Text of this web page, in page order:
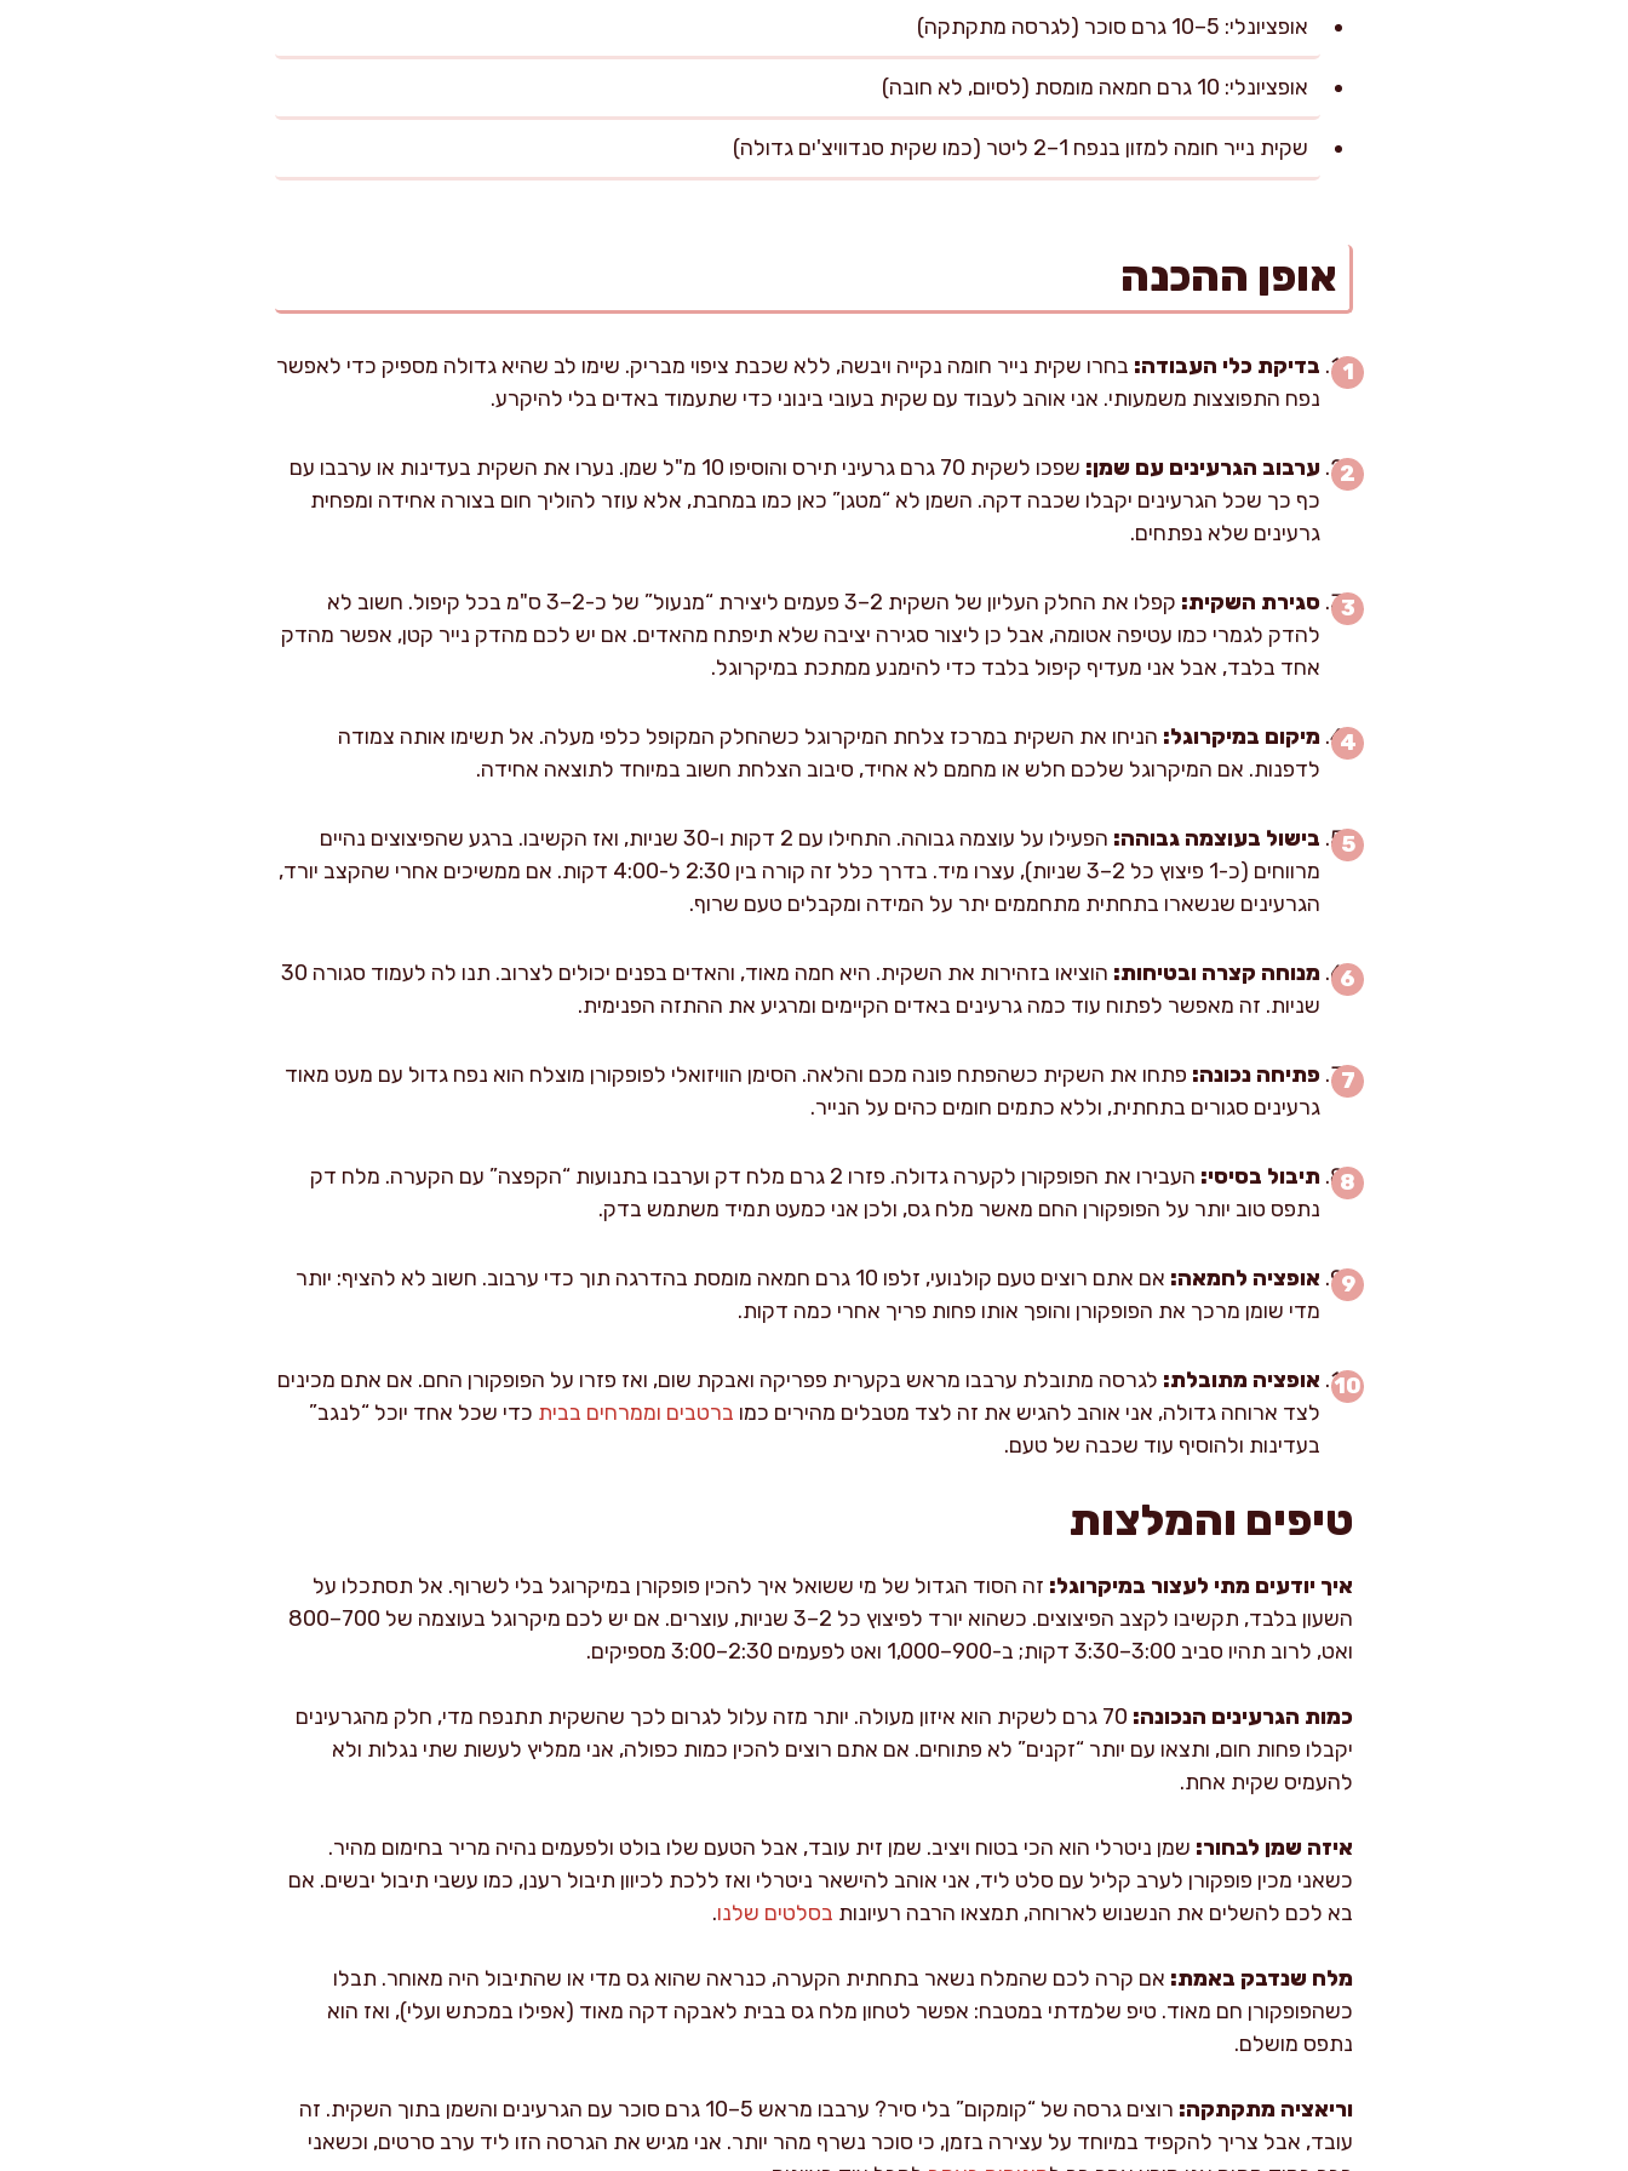
אופציונלי: 5–10 גרם סוכר (לגרסה מתקתקה)
אופציונלי: 10 גרם חמאה מומסת (לסיום, לא חובה)
שקית נייר חומה למזון בנפח 1–2 ליטר (כמו שקית סנדוויצ'ים גדולה)
אופן ההכנה
בדיקת כלי העבודה: בחרו שקית נייר חומה נקייה ויבשה, ללא שכבת ציפוי מבריק. שימו לב שהיא גדולה מספיק כדי לאפשר
נפח התפוצצות משמעותי. אני אוהב לעבוד עם שקית בעובי בינוני כדי שתעמוד באדים בלי להיקרע.
ערבוב הגרעינים עם שמן:
שפכו לשקית 70 גרם גרעיני תירס והוסיפו 10 מ"ל שמן. נערו את השקית בעדינות או ערבבו עם
כף כך שכל הגרעינים יקבלו שכבה דקה. השמן לא “מטגן” כאן כמו במחבת, אלא עוזר להוליך חום בצורה אחידה ומפחית
גרעינים שלא נפתחים.
סגירת השקית:
קפלו את החלק העליון של השקית 2–3 פעמים ליצירת “מנעול” של כ-2–3 ס"מ בכל קיפול. חשוב לא
להדק לגמרי כמו עטיפה אטומה, אבל כן ליצור סגירה יציבה שלא תיפתח מהאדים. אם יש לכם מהדק נייר קטן, אפשר מהדק
אחד בלבד, אבל אני מעדיף קיפול בלבד כדי להימנע ממתכת במיקרוגל.
מיקום במיקרוגל: הניחו את השקית במרכז צלחת המיקרוגל כשהחלק המקופל כלפי מעלה. אל תשימו אותה צמודה
לדפנות. אם המיקרוגל שלכם חלש או מחמם לא אחיד, סיבוב הצלחת חשוב במיוחד לתוצאה אחידה.
בישול בעוצמה גבוהה:
הפעילו על עוצמה גבוהה. התחילו עם 2 דקות ו-30 שניות, ואז הקשיבו. ברגע שהפיצוצים נהיים
מרווחים (כ-1 פיצוץ כל 2–3 שניות), עצרו מיד. בדרך כלל זה קורה בין 2:30 ל-4:00 דקות. אם ממשיכים אחרי שהקצב יורד,
הגרעינים שנשארו בתחתית מתחממים יתר על המידה ומקבלים טעם שרוף.
מנוחה קצרה ובטיחות:
הוציאו בזהירות את השקית. היא חמה מאוד, והאדים בפנים יכולים לצרוב. תנו לה לעמוד סגורה 30
שניות. זה מאפשר לפתוח עוד כמה גרעינים באדים הקיימים ומרגיע את ההתזה הפנימית.
פתיחה נכונה: פתחו את השקית כשהפתח פונה מכם והלאה. הסימן הוויזואלי לפופקורן מוצלח הוא נפח גדול עם מעט מאוד
גרעינים סגורים בתחתית, וללא כתמים חומים כהים על הנייר.
תיבול בסיסי:
העבירו את הפופקורן לקערה גדולה. פזרו 2 גרם מלח דק וערבבו בתנועות “הקפצה” עם הקערה. מלח דק
נתפס טוב יותר על הפופקורן החם מאשר מלח גס, ולכן אני כמעט תמיד משתמש בדק.
אופציה לחמאה:
אם אתם רוצים טעם קולנועי, זלפו 10 גרם חמאה מומסת בהדרגה תוך כדי ערבוב. חשוב לא להציף: יותר
מדי שומן מרכך את הפופקורן והופך אותו פחות פריך אחרי כמה דקות.
אופציה מתובלת: לגרסה מתובלת ערבבו מראש בקערית פפריקה ואבקת שום, ואז פזרו על הפופקורן החם. אם אתם מכינים
לצד ארוחה גדולה, אני אוהב להגיש את זה לצד מטבלים מהירים כמו ברטבים וממרחים בבית כדי שכל אחד יוכל “לנגב”
בעדינות ולהוסיף עוד שכבה של טעם.
טיפים והמלצות
איך יודעים מתי לעצור במיקרוגל: זה הסוד הגדול של מי ששואל איך להכין פופקורן במיקרוגל בלי לשרוף. אל תסתכלו על
השעון בלבד, תקשיבו לקצב הפיצוצים. כשהוא יורד לפיצוץ כל 2–3 שניות, עוצרים. אם יש לכם מיקרוגל בעוצמה של 700–800
ואט, לרוב תהיו סביב 3:00–3:30 דקות; ב-900–1,000 ואט לפעמים 2:30–3:00 מספיקים.
כמות הגרעינים הנכונה:
70 גרם לשקית הוא איזון מעולה. יותר מזה עלול לגרום לכך שהשקית תתנפח מדי, חלק מהגרעינים
יקבלו פחות חום, ותצאו עם יותר “זקנים” לא פתוחים. אם אתם רוצים להכין כמות כפולה, אני ממליץ לעשות שתי נגלות ולא
להעמיס שקית אחת.
איזה שמן לבחור: שמן ניטרלי הוא הכי בטוח ויציב. שמן זית עובד, אבל הטעם שלו בולט ולפעמים נהיה מריר בחימום מהיר.
כשאני מכין פופקורן לערב קליל עם סלט ליד, אני אוהב להישאר ניטרלי ואז ללכת לכיוון תיבול רענן, כמו עשבי תיבול יבשים. אם
בא לכם להשלים את הנשנוש לארוחה, תמצאו הרבה רעיונות בסלטים שלנו.
מלח שנדבק באמת: אם קרה לכם שהמלח נשאר בתחתית הקערה, כנראה שהוא גס מדי או שהתיבול היה מאוחר. תבלו
כשהפופקורן חם מאוד. טיפ שלמדתי במטבח: אפשר לטחון מלח גס בבית לאבקה דקה מאוד (אפילו במכתש ועלי), ואז הוא
נתפס מושלם.
וריאציה מתקתקה:
רוצים גרסה של “קומקום” בלי סיר? ערבבו מראש 5–10 גרם סוכר עם הגרעינים והשמן בתוך השקית. זה
עובד, אבל צריך להקפיד במיוחד על עצירה בזמן, כי סוכר נשרף מהר יותר. אני מגיש את הגרסה הזו ליד ערב סרטים, וכשאני